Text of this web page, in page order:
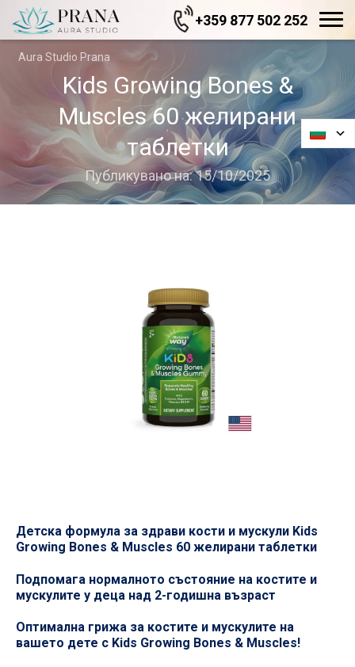
+359 877 502 252
Aura Studio Prana
Kids Growing Bones &
Muscles 60 желирани
таблетки
Публикувано на: 15/10/2025
Детска формула за здрави кости и мускули Kids
Growing Bones & Muscles 60 желирани таблетки
Подпомага нормалното състояние на костите и
мускулите у деца над 2-годишна възраст
Оптимална грижа за костите и мускулите на
вашето дете с Kids Growing Bones & Muscles!